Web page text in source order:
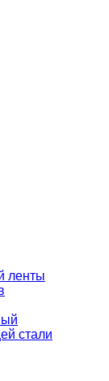
ленты
стали